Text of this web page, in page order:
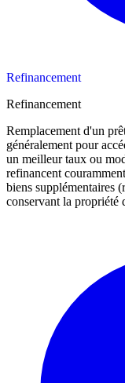
Refinancement
Refinancement
Remplacement d'un
généralement pour
un meilleur taux ou
refinancent
biens supplémentaires
conservant la propriété